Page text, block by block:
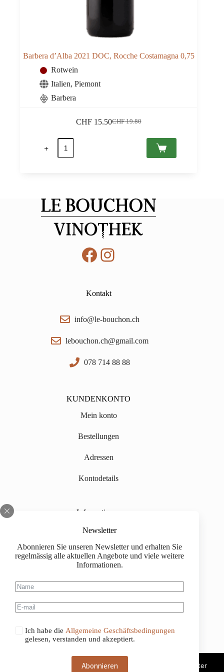
Newsletter
Abonnieren Sie unseren Newsletter und erhalten Sie
regelmässig alle aktuellen Angebote und viele weitere
Informationen.
Ich habe die Allgemeine Geschäftsbedingungen
gelesen, verstanden und akzeptiert.
Abonnieren
Barbera d’Alba 2021 DOC, Rocche Costamagna 0,75
Rotwein
Italien, Piemont
Barbera
CHF19.80
Ursprünglicher
CHF15.50Aktueller
Barbera
d'Alba
2021
Menge
Facebook
Instagram
Kontakt
info@le-bouchon.ch
lebouchon.ch@gmail.com
078 714 88 88
KUNDENKONTO
Mein konto
Bestellungen
Adressen
Kontodetails
Informationen
Über uns
Impressum
Kaufinformationen
Allgemeine Geschäftsbedingungen
Diese Website benutzt Cookies. Wenn du die Website weiter